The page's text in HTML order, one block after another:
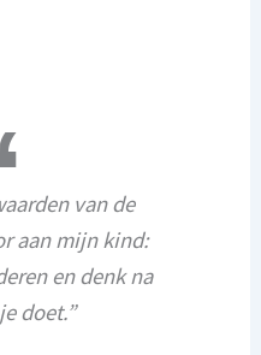
van de
aan mijn kind:
en denk na
doet.”